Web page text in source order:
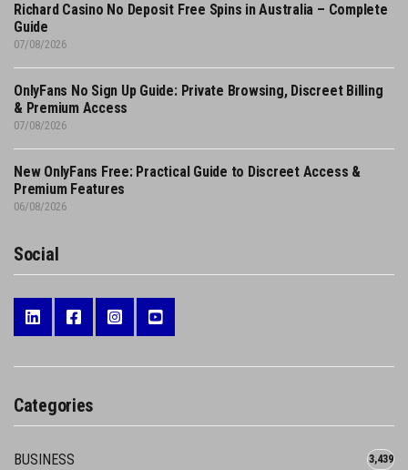
Richard Casino No Deposit Free Spins in Australia – Complete
Guide
07/08/2026
OnlyFans No Sign Up Guide: Private Browsing, Discreet Billing
& Premium Access
07/08/2026
New OnlyFans Free: Practical Guide to Discreet Access &
Premium Features
06/08/2026
Social
Categories
BUSINESS 3,439